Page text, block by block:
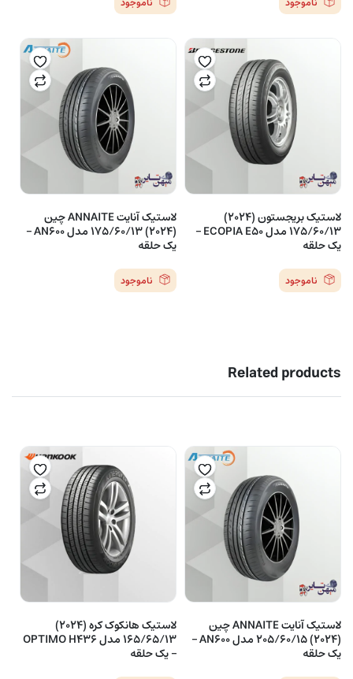
لاستیک بریجستون (2024)
175/60/13 مدل ECOPIA E50 –
یک حلقه
ناموجود
لاستیک آنایت ANNAITE چین
(2024) 175/60/13 مدل AN600 –
یک حلقه
ناموجود
Related products
لاستیک آنایت ANNAITE چین
(2024) 205/60/15 مدل AN600 –
یک حلقه
لاستیک هانکوک کره (2024)
165/65/13 مدل OPTIMO H436
– یک حلقه